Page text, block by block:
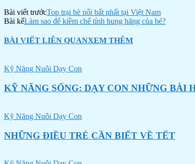
Bài viết trướcTop trại hè nổi bất nhất tại Việt Nam
Bài kếLàm sao để kiềm chế tính hung hăng của bé?
BÀI VIẾT LIÊN QUANXEM THÊM
Kỹ Năng Nuôi Dạy Con
KỸ NĂNG SỐNG: DẠY CON NHỮNG BÀI
Kỹ Năng Nuôi Dạy Con
NHỮNG ĐIỀU TRẺ CẦN BIẾT VỀ TẾT